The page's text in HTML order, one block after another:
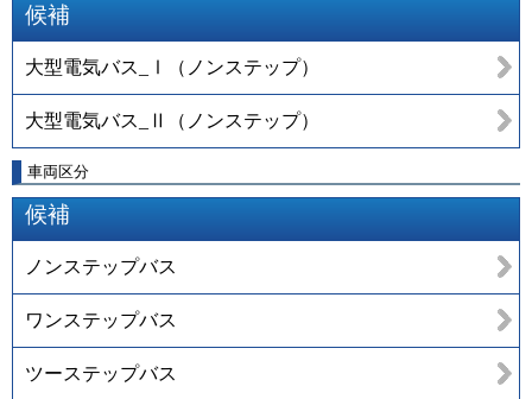
候補
大型電気バス_Ⅰ（ノンステップ）
大型電気バス_Ⅱ（ノンステップ）
車両区分
候補
ノンステップバス
ワンステップバス
ツーステップバス